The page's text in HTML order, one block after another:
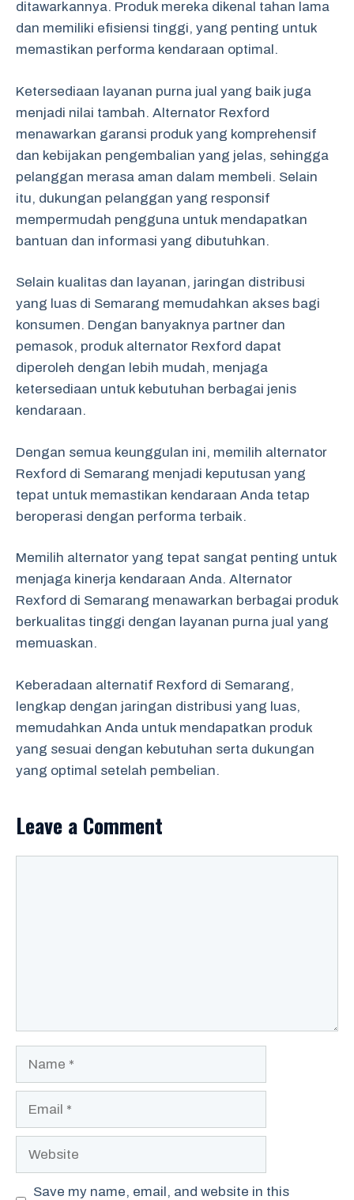
ditawarkannya. Produk mereka dikenal tahan lama
dan memiliki efisiensi tinggi, yang penting untuk
memastikan performa kendaraan optimal.
Ketersediaan layanan purna jual yang baik juga
menjadi nilai tambah. Alternator Rexford
menawarkan garansi produk yang komprehensif
dan kebijakan pengembalian yang jelas, sehingga
pelanggan merasa aman dalam membeli. Selain
itu, dukungan pelanggan yang responsif
mempermudah pengguna untuk mendapatkan
bantuan dan informasi yang dibutuhkan.
Selain kualitas dan layanan, jaringan distribusi
yang luas di Semarang memudahkan akses bagi
konsumen. Dengan banyaknya partner dan
pemasok, produk alternator Rexford dapat
diperoleh dengan lebih mudah, menjaga
ketersediaan untuk kebutuhan berbagai jenis
kendaraan.
Dengan semua keunggulan ini, memilih alternator
Rexford di Semarang menjadi keputusan yang
tepat untuk memastikan kendaraan Anda tetap
beroperasi dengan performa terbaik.
Memilih alternator yang tepat sangat penting untuk
menjaga kinerja kendaraan Anda. Alternator
Rexford di Semarang menawarkan berbagai produk
berkualitas tinggi dengan layanan purna jual yang
memuaskan.
Keberadaan alternatif Rexford di Semarang,
lengkap dengan jaringan distribusi yang luas,
memudahkan Anda untuk mendapatkan produk
yang sesuai dengan kebutuhan serta dukungan
yang optimal setelah pembelian.
Leave a Comment
Save my name, email, and website in this